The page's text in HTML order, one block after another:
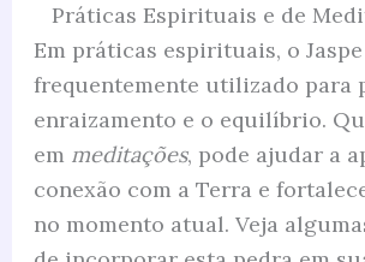
Práticas Espirituais e de
Em práticas espirituais, o
frequentemente utilizado para
enraizamento e o equilíbrio.
em meditações, pode ajudar a
conexão com a Terra e
no momento atual. Veja